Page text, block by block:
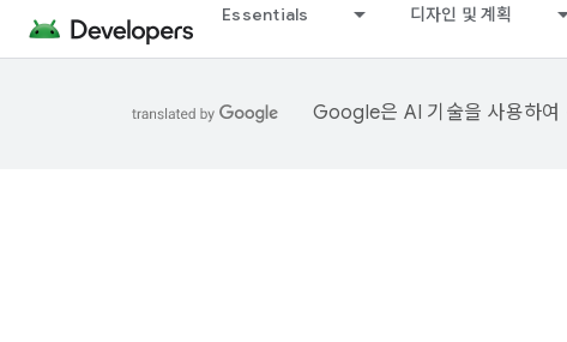
Essentials 디자인 및 계획
Google은 AI 기술을 사용하여